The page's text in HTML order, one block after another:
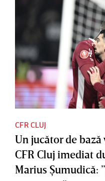
CFR CLUJ
Un jucător de bază
CFR Cluj imediat
Marius Şumudică: